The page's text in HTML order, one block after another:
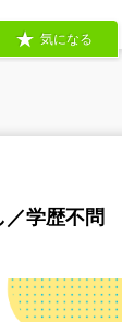
気になる
学歴不問